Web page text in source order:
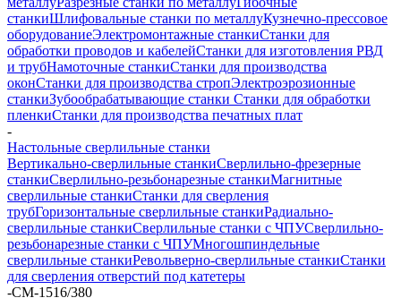
станкиШлифовальные станки по металлуКузнечно-прессовое
оборудованиеЭлектромонтажные станкиСтанки для
обработки проводов и кабелейСтанки для изготовления РВД
и трубНамоточные станкиСтанки для производства
оконСтанки для производства стропЭлектроэрозионные
станкиЗубообрабатывающие станки Станки для обработки
пленкиСтанки для производства печатных плат
-
Настольные сверлильные станки
Вертикально-сверлильные станкиСверлильно-фрезерные
станкиСверлильно-резьбонарезные станкиМагнитные
сверлильные станкиСтанки для сверления
трубГоризонтальные сверлильные станкиРадиально-
сверлильные станкиСверлильные станки с ЧПУСверлильно-
резьбонарезные станки с ЧПУМногошпиндельные
сверлильные станкиРевольверно-сверлильные станкиСтанки
для сверления отверстий под катетеры
-CM-1516/380